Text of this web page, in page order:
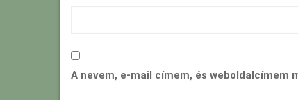
A nevem, e-mail címem, és weboldalcímem